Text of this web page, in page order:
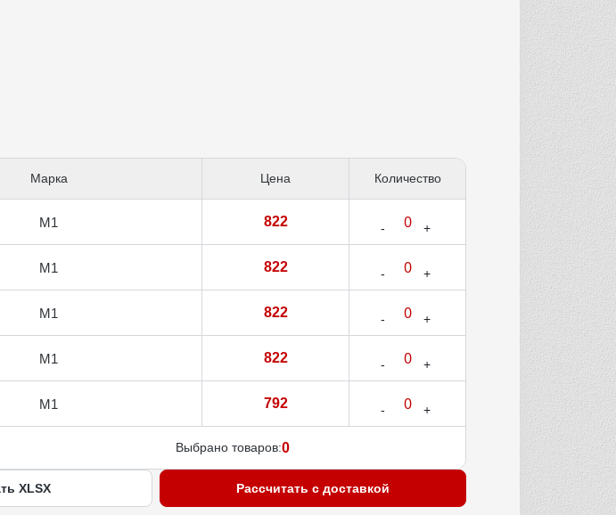
Марка Цена Количество
М1 822
М1 822
М1 822
М1 822
М1 792
Выбрано товаров:0
XLSX Рассчитать с доставкой